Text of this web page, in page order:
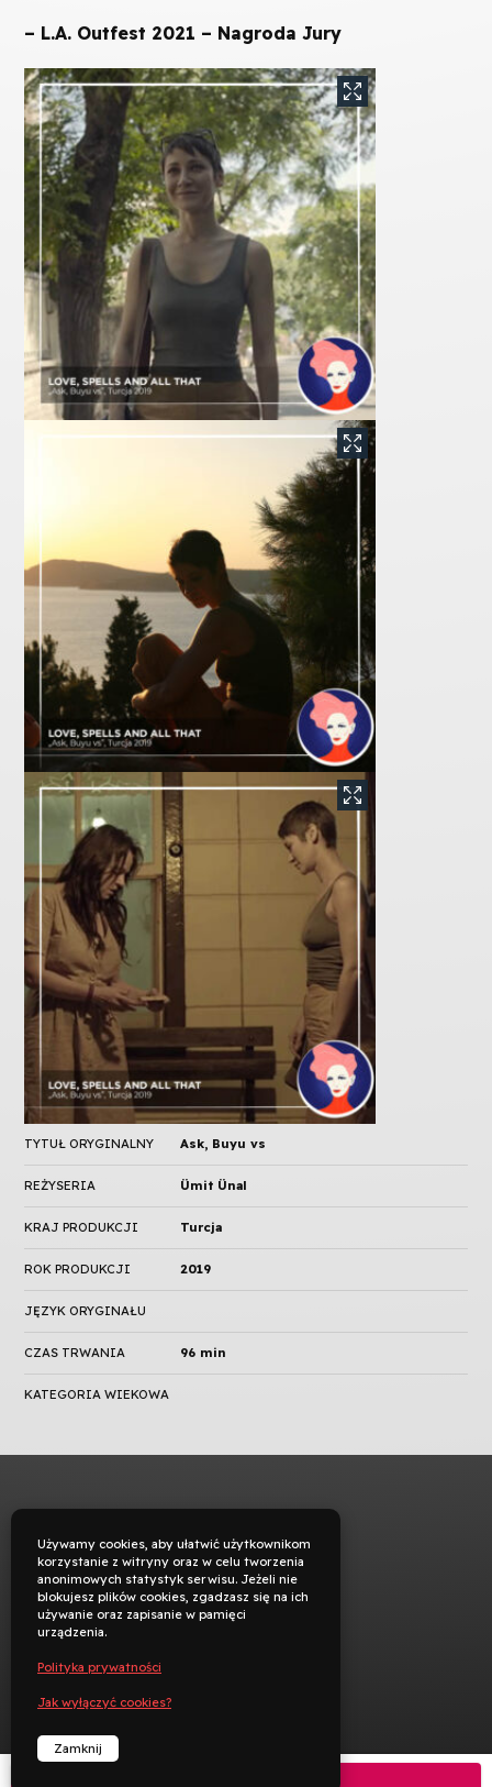
– L.A. Outfest 2021 – Nagroda Jury
TYTUŁ ORYGINALNY Ask, Buyu vs
REŻYSERIA Ümit Ünal
KRAJ PRODUKCJI Turcja
ROK PRODUKCJI 2019
JĘZYK ORYGINAŁU
CZAS TRWANIA 96 min
KATEGORIA WIEKOWA
Używamy cookies, aby ułatwić użytkownikom
korzystanie z witryny oraz w celu tworzenia
anonimowych statystyk serwisu. Jeżeli nie
blokujesz plików cookies, zgadzasz się na ich
używanie oraz zapisanie w pamięci
urządzenia.
Polityka prywatności
Jak wyłączyć cookies?
Zamknij